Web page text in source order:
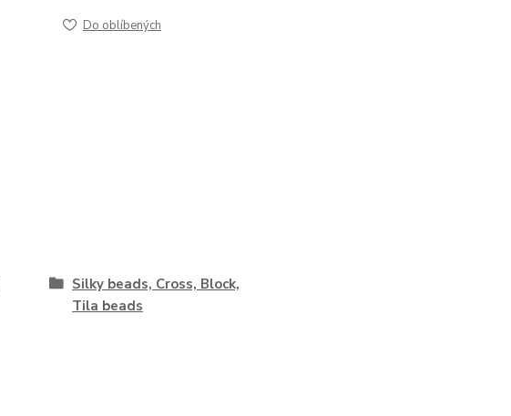
Do oblíbených
Silky beads, Cross, Block,
Tila beads